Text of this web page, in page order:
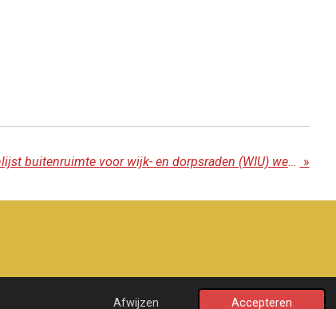
Afwijzen Accepteren
Nieuwe ronde voor wensenlijst buitenruimte voor wijk- en dorpsraden (WIU) werk in uitvoering »